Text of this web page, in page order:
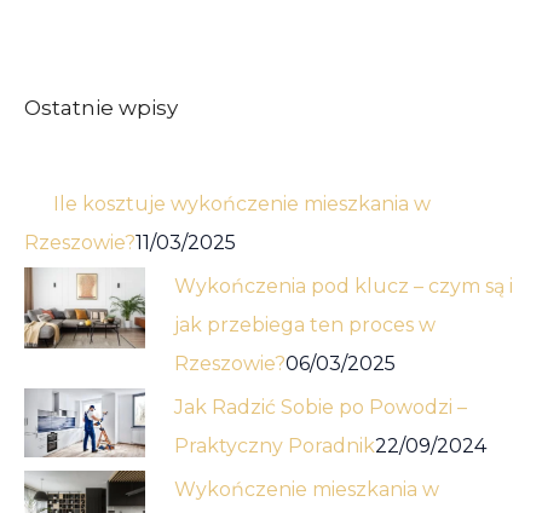
Ostatnie wpisy
Ile kosztuje wykończenie mieszkania w
Rzeszowie?11/03/2025
Wykończenia pod klucz – czym są i
jak przebiega ten proces w
Rzeszowie?06/03/2025
Jak Radzić Sobie po Powodzi –
Praktyczny Poradnik22/09/2024
Wykończenie mieszkania w